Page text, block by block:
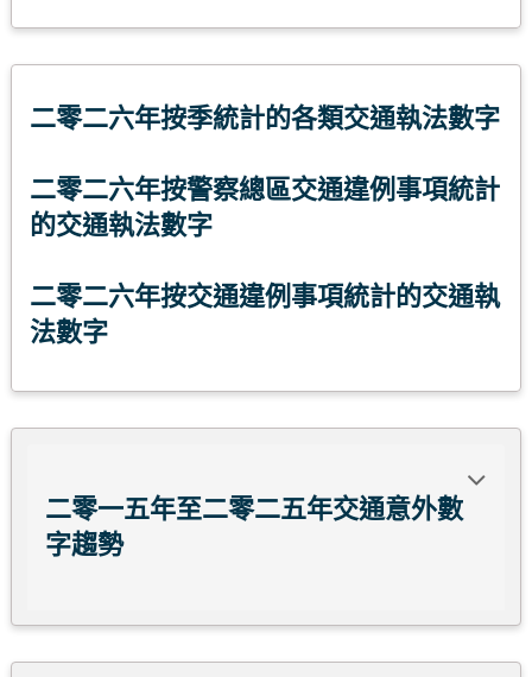
二零二六年按季統計的各類交通執法數字
二零二六年按警察總區交通違例事項統計
的交通執法數字
二零二六年按交通違例事項統計的交通執
法數字
二零一五年至二零二五年交通意外數
字趨勢